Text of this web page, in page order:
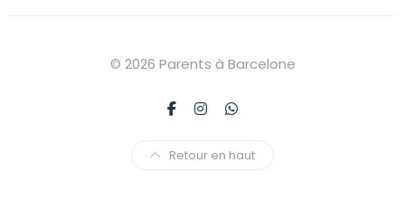
© 2026 Parents à Barcelone
Retour en haut